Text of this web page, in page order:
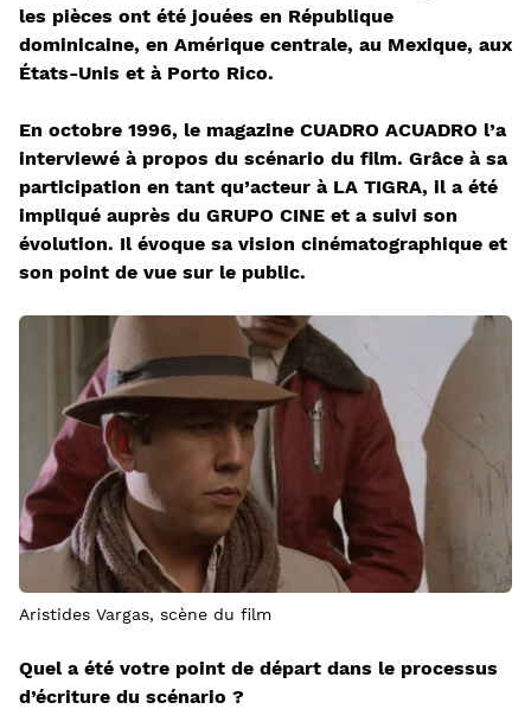
les pièces ont été jouées en République
dominicaine, en Amérique centrale, au Mexique, aux
États-Unis et à Porto Rico.
En octobre 1996, le magazine CUADRO ACUADRO l’a
interviewé à propos du scénario du film. Grâce à sa
participation en tant qu’acteur à LA TIGRA, il a été
impliqué auprès du GRUPO CINE et a suivi son
évolution. Il évoque sa vision cinématographique et
son point de vue sur le public.
Aristides Vargas, scène du film
Quel a été votre point de départ dans le processus
d’écriture du scénario ?